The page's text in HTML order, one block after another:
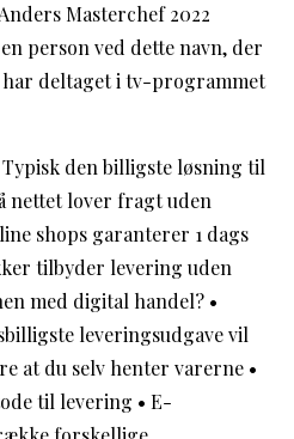
Masterchef 2022
person ved dette navn, der
deltaget i tv-programmet
Typisk den billigste løsning til
nettet lover fragt uden
shops garanterer 1 dags
tilbyder levering uden
med digital handel? •
leveringsudgave vil
at du selv henter varerne •
til levering • E-